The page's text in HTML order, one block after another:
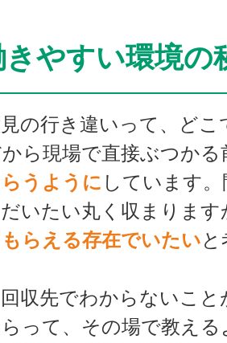
やすい環境の
の行き違いって、ど
ら現場で直接ぶつかる
うように しています
いたい丸く収まります
らえる存在でいたい
収先でわからないこ
って、その場で教え